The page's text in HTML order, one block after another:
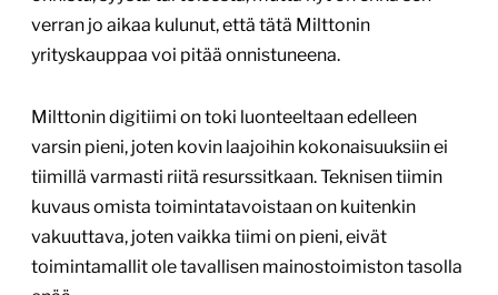
verran jo aikaa kulunut, että tätä Milttonin
yrityskauppaa voi pitää onnistuneena.
Milttonin digitiimi on toki luonteeltaan edelleen
varsin pieni, joten kovin laajoihin kokonaisuuksiin ei
tiimillä varmasti riitä resurssitkaan. Teknisen tiimin
kuvaus omista toimintatavoistaan on kuitenkin
vakuuttava, joten vaikka tiimi on pieni, eivät
toimintamallit ole tavallisen mainostoimiston tasolla